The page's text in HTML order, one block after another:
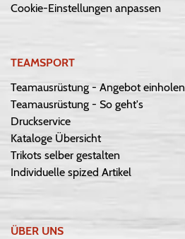
Cookie-Einstellungen anpassen
TEAMSPORT
Teamausrüstung - Angebot einholen
Teamausrüstung - So geht's
Druckservice
Kataloge Übersicht
Trikots selber gestalten
Individuelle spized Artikel
ÜBER UNS